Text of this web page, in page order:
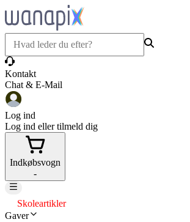
Kontakt
Chat & E-Mail
Log ind
Log ind eller tilmeld dig
Indkøbsvogn
-
Skoleartikler
Gaver